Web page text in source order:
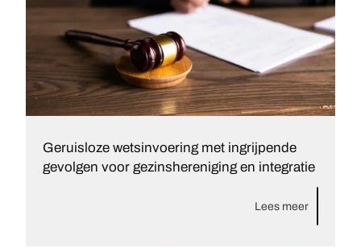
Geruisloze wetsinvoering met ingrijpende
gevolgen voor gezinshereniging en integratie
Lees meer